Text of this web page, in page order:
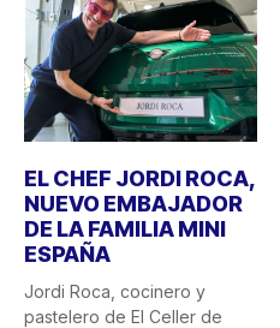
EL CHEF JORDI ROCA,
NUEVO EMBAJADOR
DE LA FAMILIA MINI
ESPAÑA
Jordi Roca, cocinero y
pastelero de El Celler de